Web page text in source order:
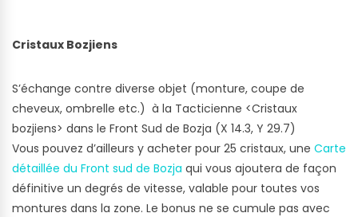
Cristaux Bozjiens
S’échange contre diverse objet (monture, coupe de
cheveux, ombrelle etc.) à la Tacticienne <Cristaux
bozjiens> dans le Front Sud de Bozja (X 14.3, Y 29.7)
Vous pouvez d’ailleurs y acheter pour 25 cristaux, une Carte
détaillée du Front sud de Bozja qui vous ajoutera de façon
définitive un degrés de vitesse, valable pour toutes vos
montures dans la zone. Le bonus ne se cumule pas avec